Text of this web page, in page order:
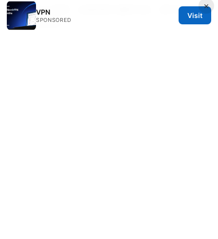
网飞netflix官网：全面指南与最新动态，提升你的观
影与隐私体验
×
VPN
SPONSORED
Visit